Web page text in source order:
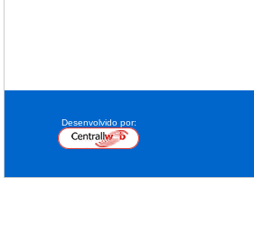
Desenvolvido por: